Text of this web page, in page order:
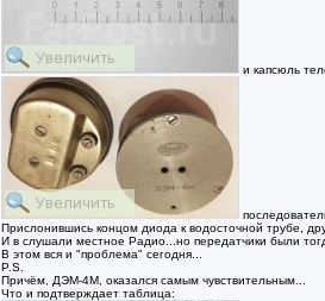
и капсюль
Прислонившись концом диода к водосточной трубе,
И в слушали местное Радио...но передатчики были
В этом вся и "проблема" сегодня...
P.S.
Причём, ДЭМ-4М, оказался самым чувствительным...
Что и подтверждает таблица: